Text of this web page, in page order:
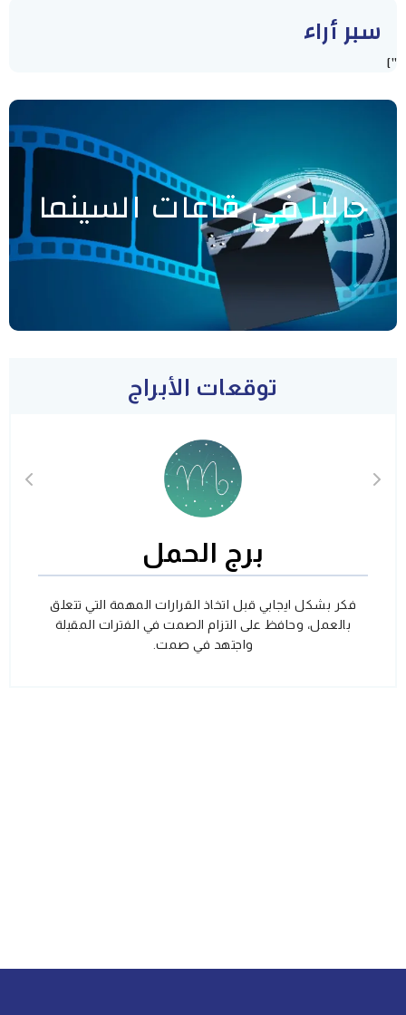
سبر أراء
"]
حاليا في قاعات السينما
توقعات الأبراج
برج الحمل
فكر بشكل ايجابي قبل اتخاذ القرارات المهمة التي تتعلق
بالعمل، وحافظ على التزام الصمت في الفترات المقبلة
واجتهد في صمت.